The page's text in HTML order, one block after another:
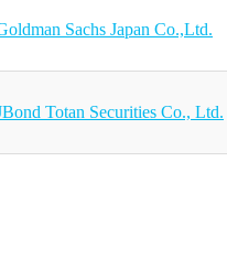
Sachs Japan Co.,Ltd.
Totan Securities Co., Ltd.